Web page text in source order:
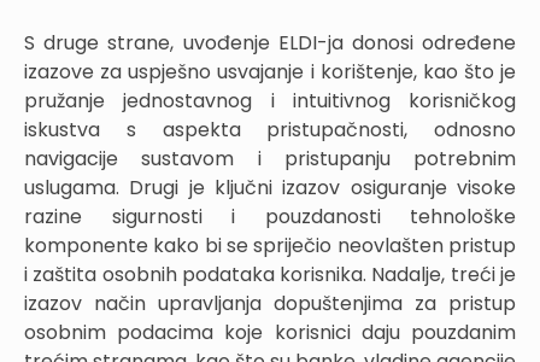
S druge strane, uvođenje ELDI-ja donosi određene
izazove za uspješno usvajanje i korištenje, kao što je
pružanje jednostavnog i intuitivnog korisničkog
iskustva s aspekta pristupačnosti, odnosno
navigacije sustavom i pristupanju potrebnim
uslugama. Drugi je ključni izazov osiguranje visoke
razine sigurnosti i pouzdanosti tehnološke
komponente kako bi se spriječio neovlašten pristup
i zaštita osobnih podataka korisnika. Nadalje, treći je
izazov način upravljanja dopuštenjima za pristup
osobnim podacima koje korisnici daju pouzdanim